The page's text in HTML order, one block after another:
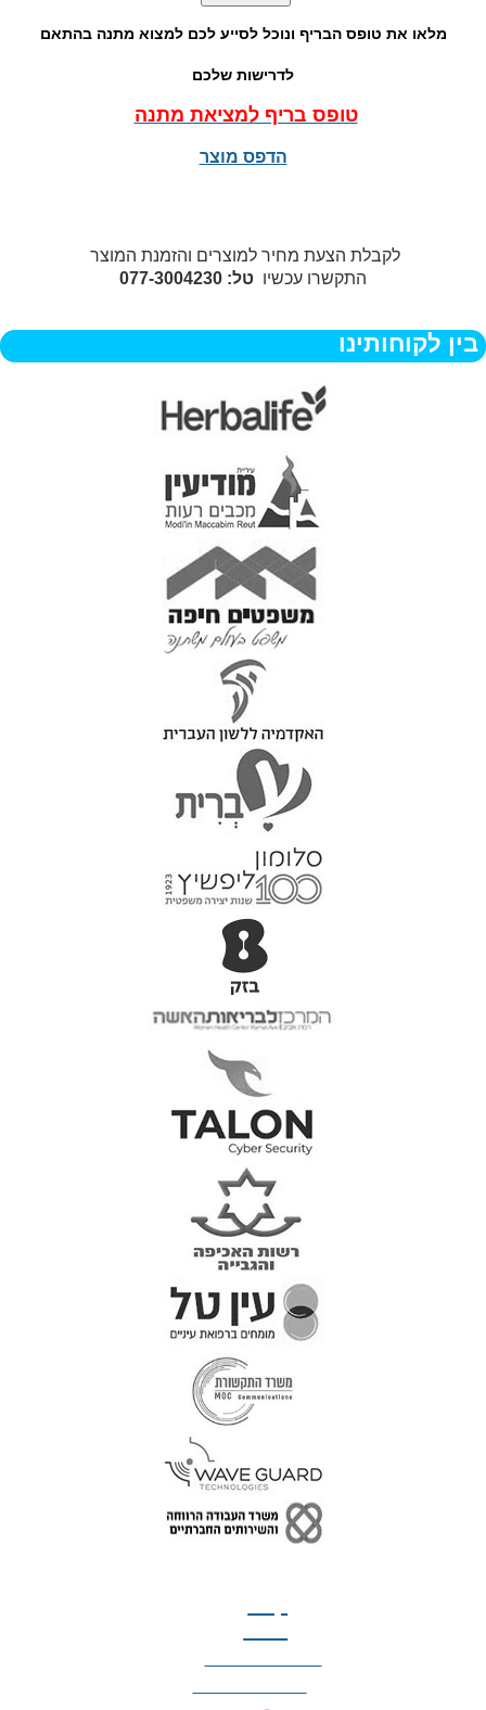
מלאו את טופס הבריף ונוכל לסייע לכם למצוא מתנה בהתאם
לדרישות שלכם
טופס בריף למציאת מתנה
הדפס מוצר
לקבלת הצעת מחיר למוצרים והזמנת המוצר
התקשרו עכשיו טל: 077-3004230
בין לקוחותינו